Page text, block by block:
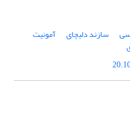
سازند دلیچای آمونیت